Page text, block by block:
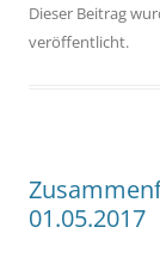
Dieser Beitrag
veröffentlicht.
01.05.2017